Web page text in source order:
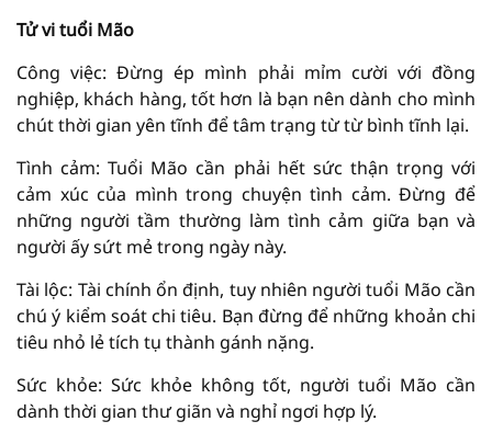
Tử vi tuổi Mão
Công việc: Đừng ép mình phải mỉm cười với đồng
nghiệp, khách hàng, tốt hơn là bạn nên dành cho mình
chút thời gian yên tĩnh để tâm trạng từ từ bình tĩnh lại.
Tình cảm: Tuổi Mão cần phải hết sức thận trọng với
cảm xúc của mình trong chuyện tình cảm. Đừng để
những người tầm thường làm tình cảm giữa bạn và
người ấy sứt mẻ trong ngày này.
Tài lộc: Tài chính ổn định, tuy nhiên người tuổi Mão cần
chú ý kiểm soát chi tiêu. Bạn đừng để những khoản chi
tiêu nhỏ lẻ tích tụ thành gánh nặng.
Sức khỏe: Sức khỏe không tốt, người tuổi Mão cần
dành thời gian thư giãn và nghỉ ngơi hợp lý.